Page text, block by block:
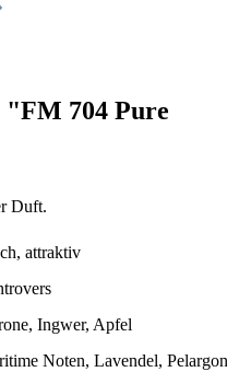
704 Pure
Duft.
attraktiv
Ingwer, Apfel
Noten, Lavendel,